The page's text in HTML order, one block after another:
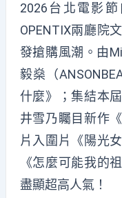
2026台北電影
OPENTIX兩廳院
發搶購風潮。由
毅燊（
什麼》；集結本
井雪乃矚目新作
片入圍片《陽光
《怎麼可能我的
盡顯超高人氣！